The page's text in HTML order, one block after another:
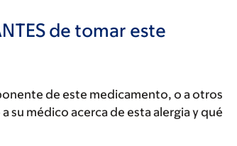
de tomar este
de este medicamento, o a otros
su médico acerca de esta alergia y qué